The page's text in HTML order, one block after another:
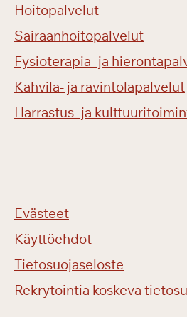
Hoitopalvelut
Sairaanhoitopalvelut
Fysioterapia- ja
Kahvila- ja ravintolapalvelut
Harrastus- ja
Evästeet
Käyttöehdot
Tietosuojaseloste
Rekrytointia koskeva